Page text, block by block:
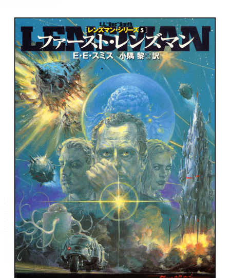
書誌情報
この作品の書誌情報を表示します。
目次・しおり・メモ
目次・しおり・メモを一覧で表示します。
本文検索
本文内から文字を検索します。
自動ページ送り
一定時間経つ毎に自動でページを送ります。
リーダー設定
文字サイズ、エフェクトの変更などを行います。